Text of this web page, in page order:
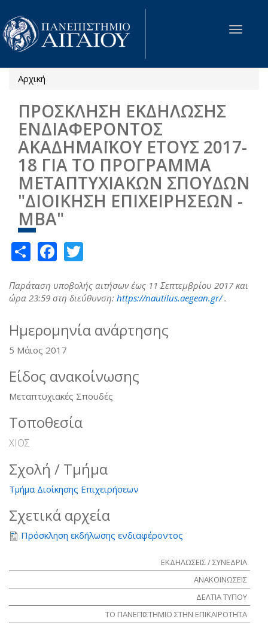
Παράκαμψη προς το κυρίως περιεχόμενο
Toggle
Είστε εδώ
Αρχική
ΠΡΟΣΚΛΗΣΗ ΕΚΔΗΛΩΣΗΣ
ΕΝΔΙΑΦΕΡΟΝΤΟΣ
ΑΚΑΔΗΜΑΪΚΟΥ ΕΤΟΥΣ 2017-
18 ΓΙΑ ΤΟ ΠΡΟΓΡΑΜΜΑ
ΜΕΤΑΠΤΥΧΙΑΚΩΝ ΣΠΟΥΔΩΝ
"ΔΙΟΙΚΗΣΗ ΕΠΙΧΕΙΡΗΣΕΩΝ -
MBA"
ShareFacebook
Παράταση υποβολής αιτήσων έως 11 Σεπτεμβρίου 2017 και
ώρα 23:59 στη διεύθυνση: https://nautilus.aegean.gr/.
Ημερομηνία ανάρτησης
5 Μάιος 2017
Είδος ανακοίνωσης
Μεταπτυχιακές Σπουδές
Τοποθεσία
ΧΙΟΣ
Σχολή / Τμήμα
Τμήμα Διοίκησης Επιχειρήσεων
Σχετικά αρχεία
Πρόσκληση εκδήλωσης ενδιαφέροντος
ΕΚΔΗΛΩΣΕΙΣ / ΣΥΝΕΔΡΙΑ
ΑΝΑΚΟΙΝΩΣΕΙΣ
ΔΕΛΤΙΑ ΤΥΠΟΥ
ΤΟ ΠΑΝΕΠΙΣΤΗΜΙΟ ΣΤΗΝ ΕΠΙΚΑΙΡΟΤΗΤΑ